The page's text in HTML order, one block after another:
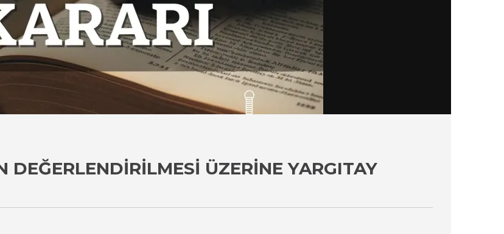
DEĞERLENDIRILMESI ÜZERINE YARGITAY